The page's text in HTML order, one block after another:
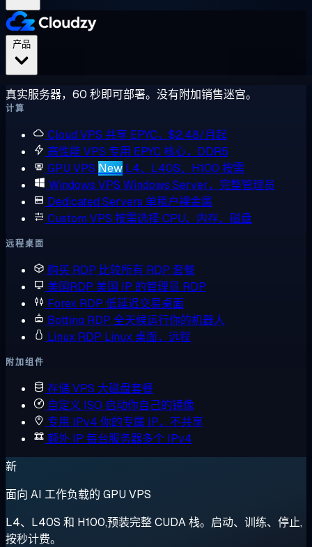
真实服务器，60 秒即可部署。没有附加销售迷宫。
计算
Cloud VPS 共享 EPYC，$2.48/月起
高性能 VPS 专用 EPYC 核心，DDR5
GPU VPS New L4、L40S、H100 按需
Windows VPS Windows Server，完整管理员
Dedicated Servers 单租户裸金属
Custom VPS 按需选择 CPU、内存、磁盘
远程桌面
购买 RDP 比较所有 RDP 套餐
美国RDP 美国 IP 的管理员 RDP
Forex RDP 低延迟交易桌面
Botting RDP 全天候运行你的机器人
Linux RDP Linux 桌面，远程
附加组件
存储 VPS 大磁盘套餐
自定义 ISO 启动你自己的镜像
专用 IPv4 你的专属 IP，不共享
额外 IP 每台服务器多个 IPv4
新
面向 AI 工作负载的 GPU VPS
L4、L40S 和 H100,预装完整 CUDA 栈。启动、训练、停止,
按秒计费。